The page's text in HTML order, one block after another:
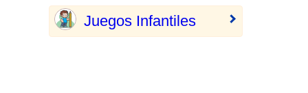
Juegos Infantiles